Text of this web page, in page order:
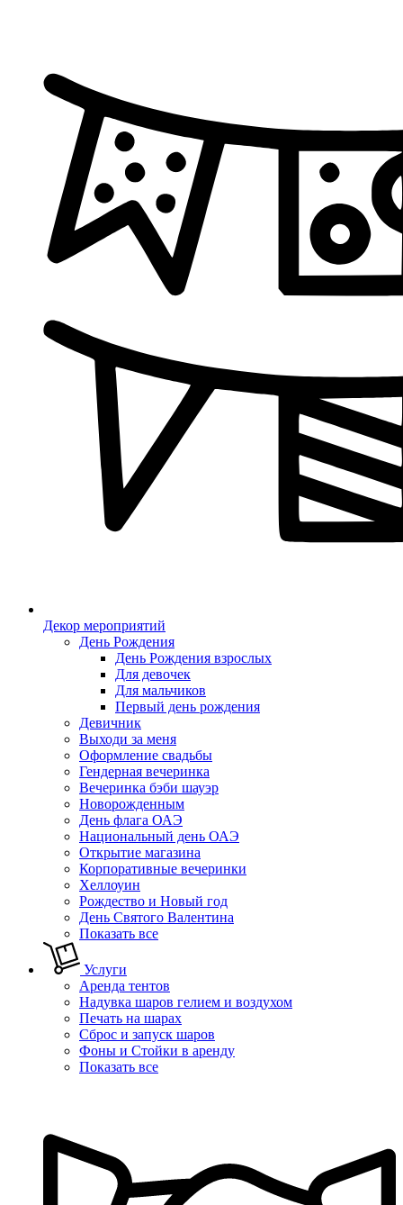
Декор мероприятий
День Рождения
День Рождения взрослых
Для девочек
Для мальчиков
Первый день рождения
Девичник
Выходи за меня
Оформление свадьбы
Гендерная вечеринка
Вечеринка бэби шауэр
Новорожденным
День флага ОАЭ
Национальный день ОАЭ
Открытие магазина
Корпоративные вечеринки
Хеллоуин
Рождество и Новый год
День Святого Валентина
Показать все
Услуги
Аренда тентов
Надувка шаров гелием и воздухом
Печать на шарах
Сброс и запуск шаров
Фоны и Стойки в аренду
Показать все